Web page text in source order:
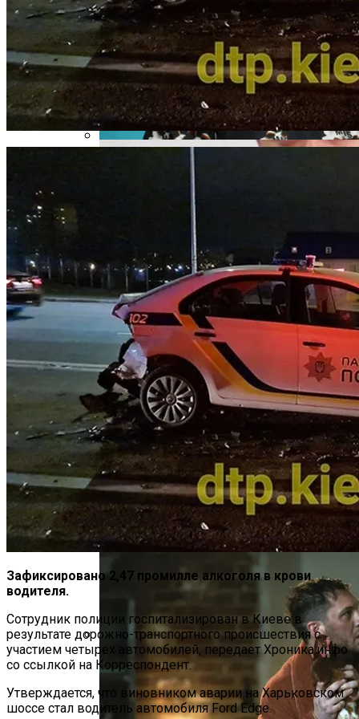
Легковушку: Двое Погибших
Прокурор Хмельницкой Области Умер
От Осложнений Коронавируса
В Египте Госпитализировали 5-
Летнюю Украинку С Признаками
Изнасилования: Мать Отрицает
Насилие
Дуэт Из Украины Выступит На
Тёмная Сторона Детских Шоу: Куда
Пропал Скандальный Создатель
Никелодеона
Зафиксировано 2,47 промилле алкоголя в крови
водителя.
Сотрудник полиции госпитализирован в Киеве в
результате дорожно-транспортного происшествия с
участием четырех автомобилей, передает Хроника.инфо
со ссылкой на Корреспондент.
Утверждается, что виновником аварии на Харьковском
шоссе стал водитель автомобиля Ford Edge.